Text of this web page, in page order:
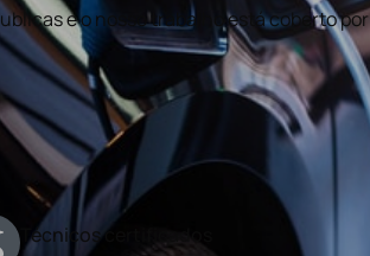
e o nosso trabalho está coberto por
Técnicos certificados